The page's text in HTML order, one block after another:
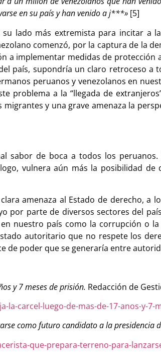
en su país y han venido a j***» [5]
lado más extremista para incitar a
comenzó, por la captura de la
a implementar medidas de protección
país, supondría un claro retroceso a
peruanos y venezolanos en
problema a la “llegada de
y una grave amenaza la
sabor de boca a todos los
vulnera aún más la posibilidad de
amenaza al Estado de derecho, a
por parte de diversos sectores del
nuestro país como la corrupción o la
autoritario que no respete los
de poder que se generaría entre
y 7 meses de prisión. Redacción de
carcel-luego-de-mas-de-17-anos-y-7-
como futuro candidato a la presidencia
que-prepara-terreno-para-